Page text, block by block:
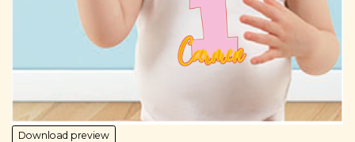
Download preview